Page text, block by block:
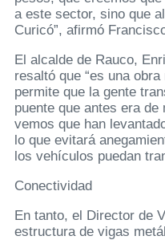
a este sector, sino que
Curicó”, afirmó
El alcalde de Rauco,
resaltó que “es una
permite que la gente
puente que antes era
vemos que han
lo que evitará
los vehículos puedan
Conectividad
En tanto, el Director de
estructura de vigas